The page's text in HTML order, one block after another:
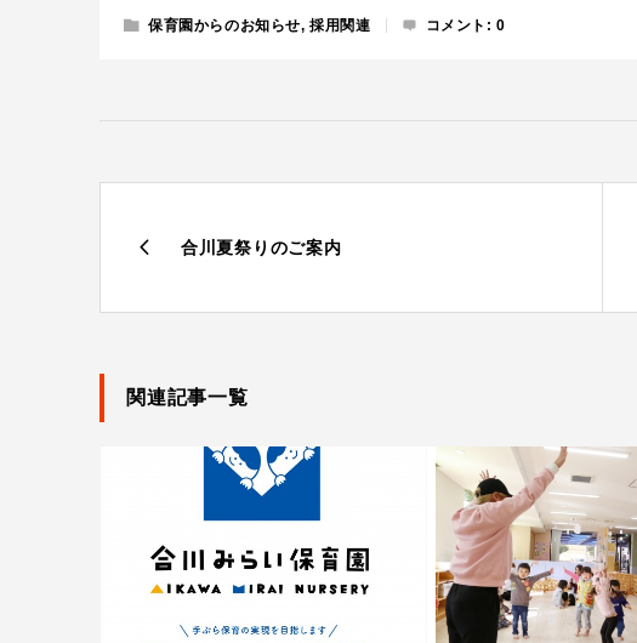
保育園からのお知らせ,採用関連 コメント:0
合川夏祭りのご案内
関連記事一覧